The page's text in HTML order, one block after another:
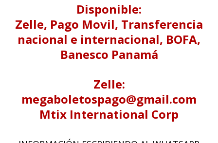
Disponible:
Zelle, Pago Movil, Transferencia
nacional e internacional, BOFA,
Banesco Panamá
Zelle:
megaboletospago@gmail.com
Mtix International Corp